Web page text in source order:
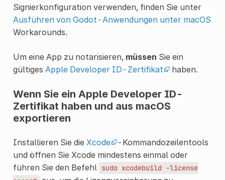
Signierkonfiguration verwenden, finden Sie unter
Ausführen von Godot-Anwendungen unter macOS
Workarounds.
Um eine App zu notarisieren, müssen Sie ein
gültiges Apple Developer ID-Zertifikat haben.
Wenn Sie ein Apple Developer ID-
Zertifikat haben und aus macOS
exportieren
Installieren Sie die Xcode
-Kommandozeilentools
und öffnen Sie Xcode mindestens einmal oder
führen Sie den Befehl sudo xcodebuild -license